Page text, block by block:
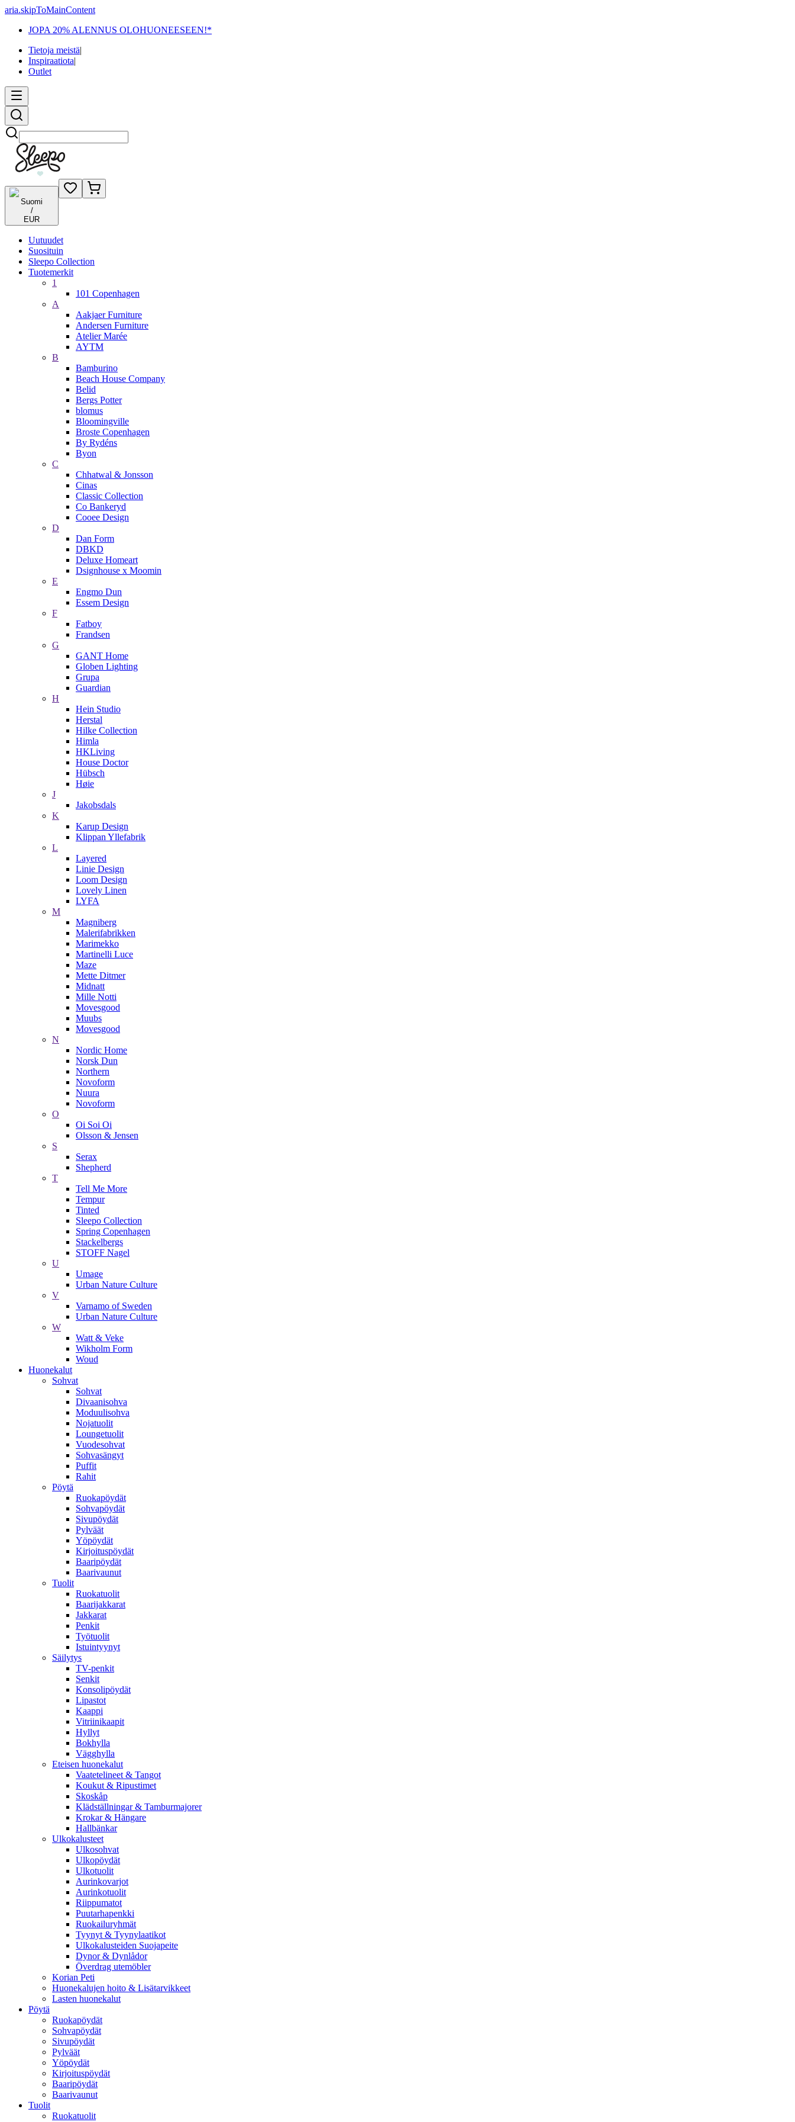
aria.skipToMainContent
JOPA 20% ALENNUS OLOHUONEESEEN!*
Tietoja meistä|
Inspiraatiota|
Outlet
Etsi
Suomi
/
EUR
Uutuudet
Suosituin
Sleepo Collection
Tuotemerkit
1
101 Copenhagen
A
Aakjaer Furniture
Andersen Furniture
Atelier Marée
AYTM
B
Bamburino
Beach House Company
Belid
Bergs Potter
blomus
Bloomingville
Broste Copenhagen
By Rydéns
Byon
C
Chhatwal & Jonsson
Cinas
Classic Collection
Co Bankeryd
Cooee Design
D
Dan Form
DBKD
Deluxe Homeart
Dsignhouse x Moomin
E
Engmo Dun
Essem Design
F
Fatboy
Frandsen
G
GANT Home
Globen Lighting
Grupa
Guardian
H
Hein Studio
Herstal
Hilke Collection
Himla
HKLiving
House Doctor
Hübsch
Høie
J
Jakobsdals
K
Karup Design
Klippan Yllefabrik
L
Layered
Linie Design
Loom Design
Lovely Linen
LYFA
M
Magniberg
Malerifabrikken
Marimekko
Martinelli Luce
Maze
Mette Ditmer
Midnatt
Mille Notti
Movesgood
Muubs
Movesgood
N
Nordic Home
Norsk Dun
Northern
Novoform
Nuura
Novoform
O
Oi Soi Oi
Olsson & Jensen
S
Serax
Shepherd
T
Tell Me More
Tempur
Tinted
Sleepo Collection
Spring Copenhagen
Stackelbergs
STOFF Nagel
U
Umage
Urban Nature Culture
V
Varnamo of Sweden
Urban Nature Culture
W
Watt & Veke
Wikholm Form
Woud
Huonekalut
Sohvat
Sohvat
Divaanisohva
Moduulisohva
Nojatuolit
Loungetuolit
Vuodesohvat
Sohvasängyt
Puffit
Rahit
Pöytä
Ruokapöydät
Sohvapöydät
Sivupöydät
Pylväät
Yöpöydät
Kirjoituspöydät
Baaripöydät
Baarivaunut
Tuolit
Ruokatuolit
Baarijakkarat
Jakkarat
Penkit
Työtuolit
Istuintyynyt
Säilytys
TV-penkit
Senkit
Konsolipöydät
Lipastot
Kaappi
Vitriinikaapit
Hyllyt
Bokhylla
Vägghylla
Eteisen huonekalut
Vaatetelineet & Tangot
Koukut & Ripustimet
Skoskåp
Klädställningar & Tamburmajorer
Krokar & Hängare
Hallbänkar
Ulkokalusteet
Ulkosohvat
Ulkopöydät
Ulkotuolit
Aurinkovarjot
Aurinkotuolit
Riippumatot
Puutarhapenkki
Ruokailuryhmät
Tyynyt & Tyynylaatikot
Ulkokalusteiden Suojapeite
Dynor & Dynlådor
Överdrag utemöbler
Korian Peti
Huonekalujen hoito & Lisätarvikkeet
Lasten huonekalut
Pöytä
Ruokapöydät
Sohvapöydät
Sivupöydät
Pylväät
Yöpöydät
Kirjoituspöydät
Baaripöydät
Baarivaunut
Tuolit
Ruokatuolit